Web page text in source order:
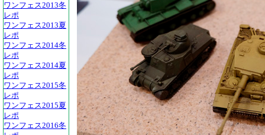
ワンフェス2013冬
レポ
ワンフェス2013夏
レポ
ワンフェス2014冬
レポ
ワンフェス2014夏
レポ
ワンフェス2015冬
レポ
ワンフェス2015夏
レポ
ワンフェス2016冬